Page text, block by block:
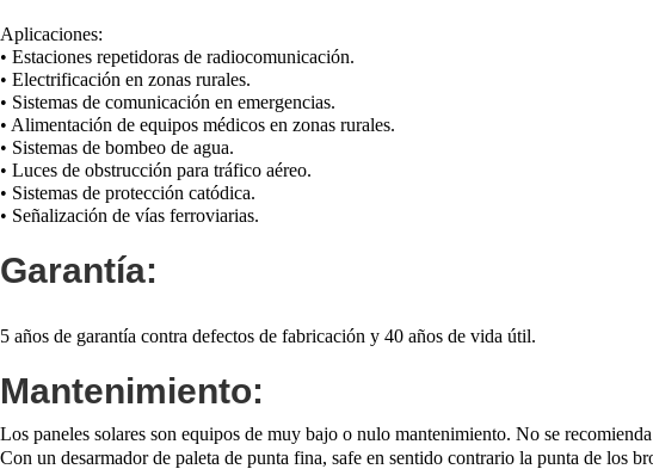
Aplicaciones:
• Estaciones repetidoras de radiocomunicación.
• Electrificación en zonas rurales.
• Sistemas de comunicación en emergencias.
• Alimentación de equipos médicos en zonas rurales.
• Sistemas de bombeo de agua.
• Luces de obstrucción para tráfico aéreo.
• Sistemas de protección catódica.
• Señalización de vías ferroviarias.
Garantía:
5 años de garantía contra defectos de fabricación y 40 años de vida útil.
Mantenimiento:
Los paneles solares son equipos de muy bajo o nulo mantenimiento. No se
Con un desarmador de paleta de punta fina, safe en sentido contrario la punta de los